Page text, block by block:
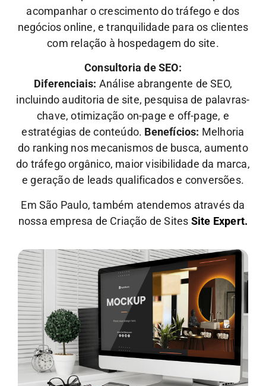
acompanhar o crescimento do tráfego e dos
negócios online, e tranquilidade para os clientes
com relação à hospedagem do site.
Consultoria de SEO:
Diferenciais: Análise abrangente de SEO,
incluindo auditoria de site, pesquisa de palavras-
chave, otimização on-page e off-page, e
estratégias de conteúdo. Benefícios: Melhoria
do ranking nos mecanismos de busca, aumento
do tráfego orgânico, maior visibilidade da marca,
e geração de leads qualificados e conversões.
Em São Paulo, também atendemos através da
nossa empresa de Criação de Sites Site Expert.